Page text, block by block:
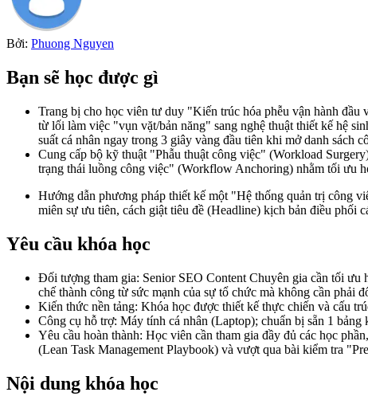
Bởi: Phuong Nguyen
Bạn sẽ học được gì
Trang bị cho học viên tư duy "Kiến trúc hóa phễu vận hành
từ lối làm việc "vụn vặt/bản năng" sang nghệ thuật thiết kế hệ
suất cá nhân ngay trong 3 giây vàng đầu tiên khi mở danh sách
Cung cấp bộ kỹ thuật "Phẫu thuật công việc" (Workload
trạng thái luồng công việc" (Workflow Anchoring) nhằm tối ưu
Hướng dẫn phương pháp thiết kế một "Hệ thống quản trị công
miên sự ưu tiên, cách giật tiêu đề (Headline) kịch bản điều phối
Yêu cầu khóa học
Đối tượng tham gia: Senior SEO Content Chuyên gia cần tối ưu
chế thành công từ sức mạnh của sự tổ chức mà không cần phải
Kiến thức nền tảng: Khóa học được thiết kế thực chiến và cấu
Công cụ hỗ trợ: Máy tính cá nhân (Laptop); chuẩn bị sẵn 1
Yêu cầu hoàn thành: Học viên cần tham gia đầy đủ các học
(Lean Task Management Playbook) và vượt qua bài kiểm tra
Nội dung khóa học